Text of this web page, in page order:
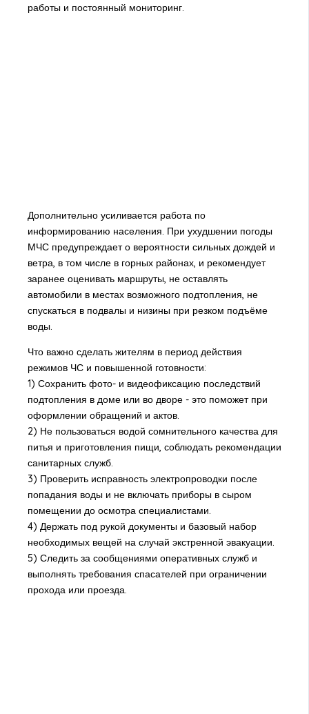
работы и постоянный мониторинг.
Дополнительно усиливается работа по
информированию населения. При ухудшении погоды
МЧС предупреждает о вероятности сильных дождей и
ветра, в том числе в горных районах, и рекомендует
заранее оценивать маршруты, не оставлять
автомобили в местах возможного подтопления, не
спускаться в подвалы и низины при резком подъёме
воды.
Что важно сделать жителям в период действия
режимов ЧС и повышенной готовности:
1) Сохранить фото- и видеофиксацию последствий
подтопления в доме или во дворе - это поможет при
оформлении обращений и актов.
2) Не пользоваться водой сомнительного качества для
питья и приготовления пищи, соблюдать рекомендации
санитарных служб.
3) Проверить исправность электропроводки после
попадания воды и не включать приборы в сыром
помещении до осмотра специалистами.
4) Держать под рукой документы и базовый набор
необходимых вещей на случай экстренной эвакуации.
5) Следить за сообщениями оперативных служб и
выполнять требования спасателей при ограничении
прохода или проезда.